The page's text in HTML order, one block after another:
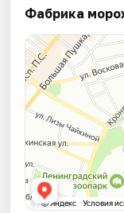
Фабрика